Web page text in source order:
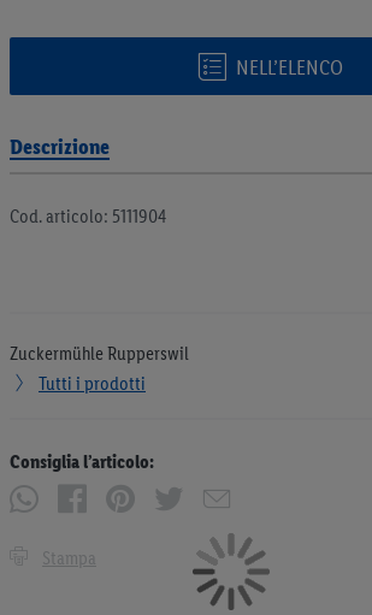
NELL’ELENCO
Descrizione
Cod. articolo: 5111904
Zuckermühle Rupperswil
Tutti i prodotti
Consiglia l’articolo:
Stampa